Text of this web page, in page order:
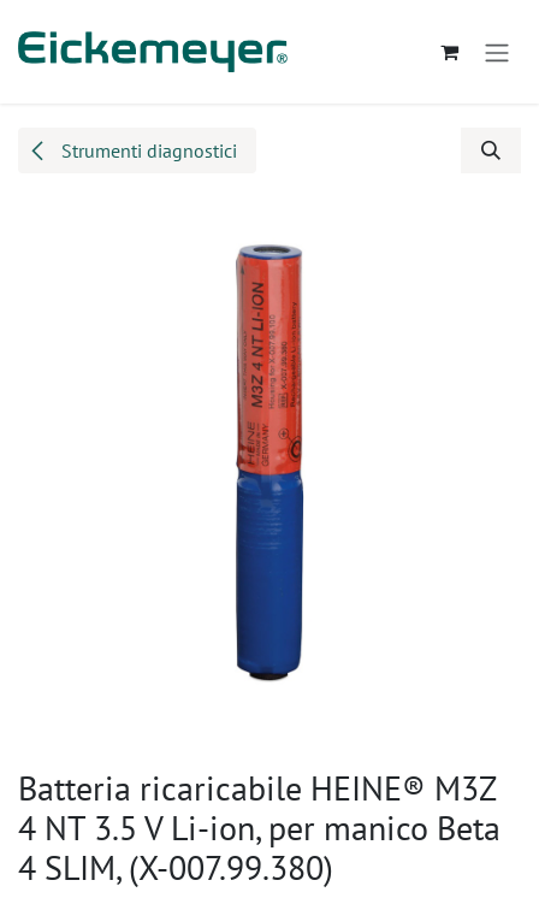
Strumenti diagnostici
Batteria ricaricabile HEINE® M3Z
4 NT 3.5 V Li-ion, per manico Beta
4 SLIM, (X-007.99.380)